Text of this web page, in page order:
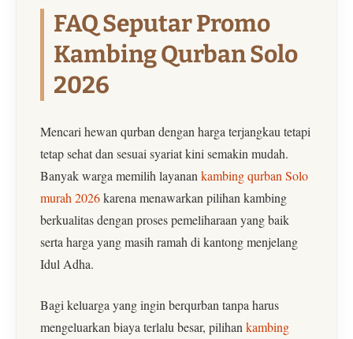
FAQ Seputar Promo
Kambing Qurban Solo
2026
Mencari hewan qurban dengan harga terjangkau tetapi
tetap sehat dan sesuai syariat kini semakin mudah.
Banyak warga memilih layanan kambing qurban Solo
murah 2026karena menawarkan pilihan kambing
berkualitas dengan proses pemeliharaan yang baik
serta harga yang masih ramah di kantong menjelang
Idul Adha.
Bagi keluarga yang ingin berqurban tanpa harus
mengeluarkan biaya terlalu besar, pilihan kambing